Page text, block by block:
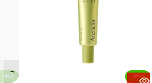
-36%
-26%
-